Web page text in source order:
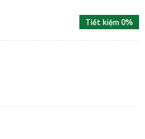
Tiết kiệm 0%